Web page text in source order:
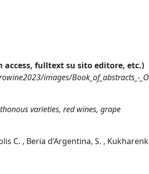
access, fulltext su sito editore, etc.)
images/Book_of_abstracts_-
varieties, red wines, grape
C. , Beria d’Argentina, S. ,